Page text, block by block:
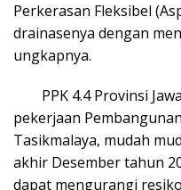
Perkerasan Fleksibel
drainasenya dengan
ungkapnya.
PPK 4.4 Provinsi
pekerjaan
Tasikmalaya, mudah
akhir Desember tahun
dapat mengurangi